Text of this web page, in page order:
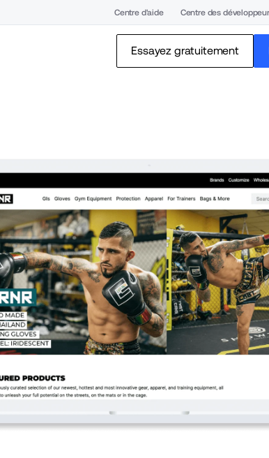
Centre d'aide Centre des
Essayez gratuitement